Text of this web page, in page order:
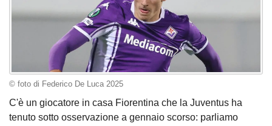
© foto di Federico De Luca 2025
C'è un giocatore in casa Fiorentina che la Juventus ha
tenuto sotto osservazione a gennaio scorso: parliamo